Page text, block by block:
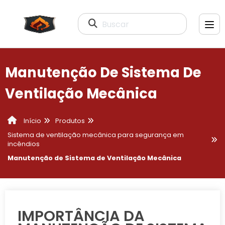
Buscar
Manutenção De Sistema De
Ventilação Mecânica
Início
Produtos
Sistema de ventilação mecânica para segurança em
incêndios
Manutenção de Sistema de Ventilação Mecânica
IMPORTÂNCIA DA